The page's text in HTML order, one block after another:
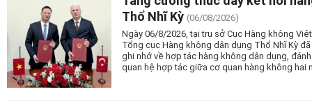
Thổ Nhĩ Kỳ (06/08/2026)
Ngày 06/8/2026, tại trụ sở Cục Hàng không
Tổng cục Hàng không dân dụng Thổ Nhĩ Kỳ
ghi nhớ về hợp tác hàng không dân dụng,
quan hệ hợp tác giữa cơ quan hàng không hai